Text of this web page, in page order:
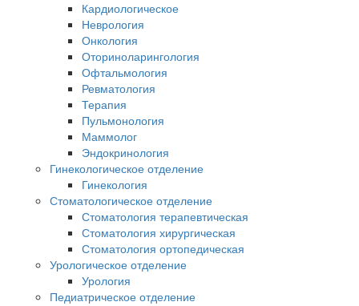
Кардиологическое
Неврология
Онкология
Оториноларингология
Офтальмология
Ревматология
Терапия
Пульмонология
Маммолог
Эндокринология
Гинекологическое отделение
Гинекология
Стоматологическое отделение
Стоматология терапевтическая
Стоматология хирургическая
Стоматология ортопедическая
Урологическое отделение
Урология
Педиатрическое отделение